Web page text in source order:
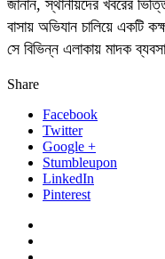
জানান, স্থানীয়দের খবরের
বাসায় অভিযান চালিয়ে একটি
সে বিভিন্ন এলাকায় মাদক
Share
Facebook
Twitter
Google +
Stumbleupon
LinkedIn
Pinterest